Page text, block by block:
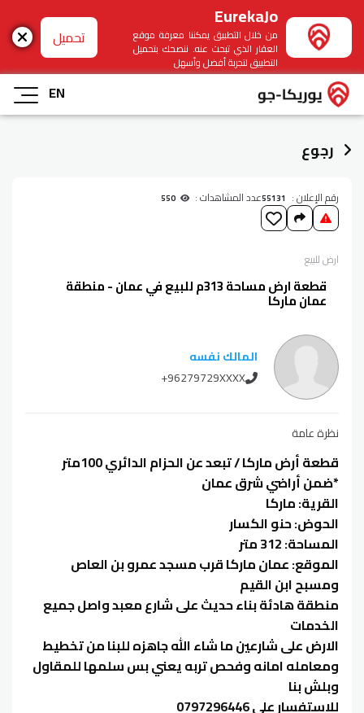
EurekaJo
من خلال التطبيق يمكننا معرفة موقع
العقار الذي تبحث عنه. ننصحك بتحميل
التطبيق لتجربة أفضل وأسهل
تحميل
EN
رجوع
رقم الإعلان : 55131عدد المشاهدات :
ارضللبيع
قطعة ارض مساحة 313م للبيع في عمان - منطقة
عمان ماركا
المالك نفسه
+96279729XXXX
نظرة عامة
قطعة أرض ماركا / تبعد عن الحزام الدائري 100متر
*ضمن أراضي شرق عمان
القرية: ماركا
الحوض: حنو الكسار
المساحة: 312 متر
الموقع: عمان ماركا قرب مسجد عمرو بن العاص
ومسبح ابن القيم
منطقة هادئة بناء حديث على شارع معبد واصل جميع
الخدمات
الارض على شارعين ما شاء الله جاهزه للبنا من تخطيط
ومعامله امانه وفحص تربه يعني بس سلمها للمقاول
وبلش بنا
للاستفسار على 0797296446